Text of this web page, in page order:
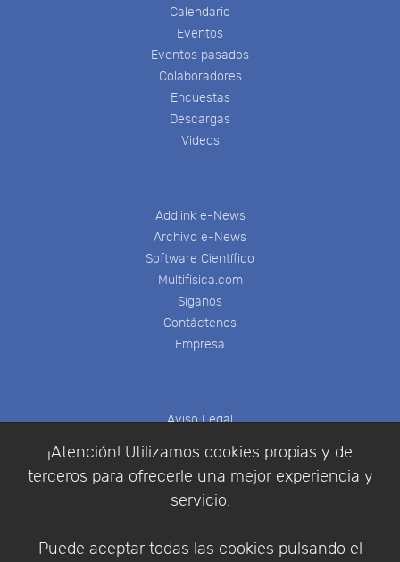
¡Atención! Utilizamos cookies propias y de
terceros para ofrecerle una mejor experiencia y
servicio.
Puede aceptar todas las cookies pulsando el
Calendario
Eventos
Eventos pasados
Colaboradores
Encuestas
Descargas
Videos
Addlink e-News
Archivo e-News
Software Científico
Multifisica.com
Síganos
Contáctenos
Empresa
Aviso Legal
Política de Privacidad
Condiciones de compra
Identificarse